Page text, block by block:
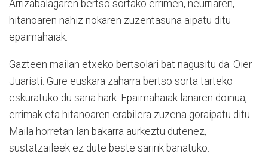
Arrizabalagaren bertso sortako errimen, neurriaren,
hitanoaren nahiz nokaren zuzentasuna aipatu ditu
epaimahaiak.
Gazteen mailan etxeko bertsolari bat nagusitu da: Oier
Juaristi. Gure euskara zaharra bertso sorta tarteko
eskuratuko du saria hark. Epaimahaiak lanaren doinua,
errimak eta hitanoaren erabilera zuzena goraipatu ditu.
Maila horretan lan bakarra aurkeztu dutenez,
sustatzaileek ez dute beste saririk banatuko.